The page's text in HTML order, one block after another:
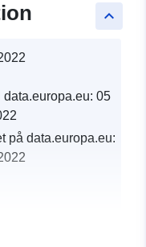
keyboard_arrow_up
05
på data.europa.eu: